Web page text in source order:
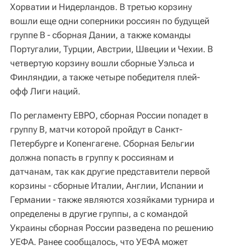
Хорватии и Нидерландов. В третью корзину
вошли еще одни соперники россиян по будущей
группе В - сборная Дании, а также команды
Португалии, Турции, Австрии, Швеции и Чехии. В
четвертую корзину вошли сборные Уэльса и
Финляндии, а также четыре победителя плей-
офф Лиги наций.
По регламенту ЕВРО, сборная России попадет в
группу В, матчи которой пройдут в Санкт-
Петербурге и Копенгагене. Сборная Бельгии
должна попасть в группу к россиянам и
датчанам, так как другие представители первой
корзины - сборные Италии, Англии, Испании и
Германии - также являются хозяйками турнира и
определены в другие группы, а с командой
Украины сборная России разведена по решению
УЕФА. Ранее сообщалось, что УЕФА может